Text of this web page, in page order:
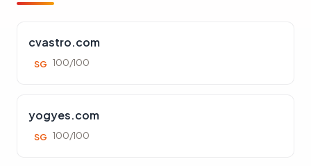
cvastro.com
SG 100/100
yogyes.com
SG 100/100